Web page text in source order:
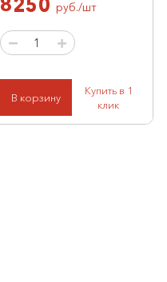
руб./шт
В корзину
Купить в 1
клик